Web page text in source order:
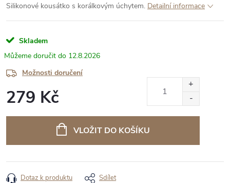
Silikonové kousátko s korálkovým úchytem. Detailní informace
Skladem
12.8.2026
Možnosti doručení
279 Kč
VLOŽIT DO KOŠÍKU
Dotaz k produktu Sdílet